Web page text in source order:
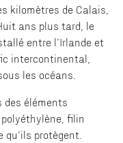
kilomètres de Calais,
ans plus tard, le
entre l’Irlande et
intercontinental,
les océans.
des éléments
ﬁlin
protègent.